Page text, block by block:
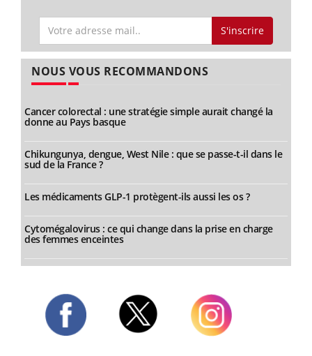
S'inscrire
NOUS VOUS RECOMMANDONS
Cancer colorectal : une stratégie simple aurait changé la
donne au Pays basque
Chikungunya, dengue, West Nile : que se passe-t-il dans le
sud de la France ?
Les médicaments GLP-1 protègent-ils aussi les os ?
Cytomégalovirus : ce qui change dans la prise en charge
des femmes enceintes